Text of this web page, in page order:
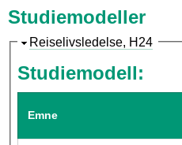
Studiemodeller
S
j
l
Reiselivsledelse, H24
Studiemodell:
Emne